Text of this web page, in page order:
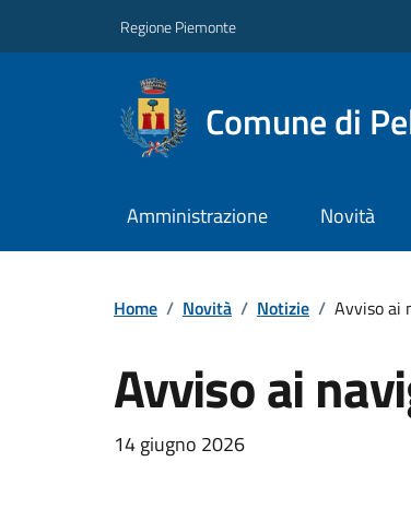
Regione Piemonte
Comune di
Amministrazione Novità
Home / Novità / Notizie / Avviso ai
Avviso ai
14 giugno 2026